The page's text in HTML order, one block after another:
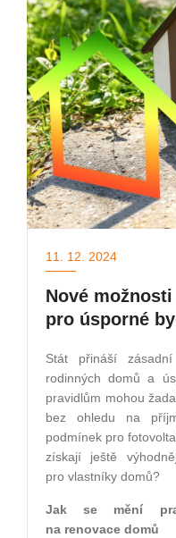
11. 12. 2024
Nové
pro úsporné
Stát přináší
rodinných domů a
pravidlům mohou
bez ohledu na
podmínek pro
získají ještě
pro vlastníky domů?
Jak se mění
na renovace domů